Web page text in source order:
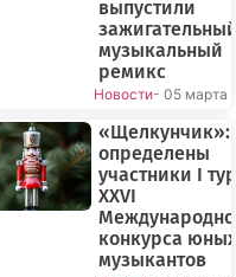
выпустили
музыкальный
ремикс
Новости- 05 марта
«Щелкунчик»:
определены
участники I
XXVI
конкурса юных
музыкантов